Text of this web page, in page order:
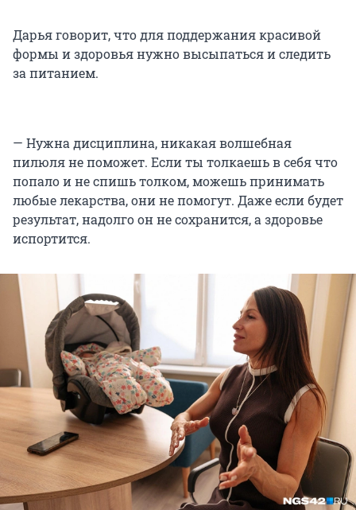
Дарья говорит, что для поддержания красивой
формы и здоровья нужно высыпаться и следить
за питанием.
— Нужна дисциплина, никакая волшебная
пилюля не поможет. Если ты толкаешь в себя что
попало и не спишь толком, можешь принимать
любые лекарства, они не помогут. Даже если будет
результат, надолго он не сохранится, а здоровье
испортится.